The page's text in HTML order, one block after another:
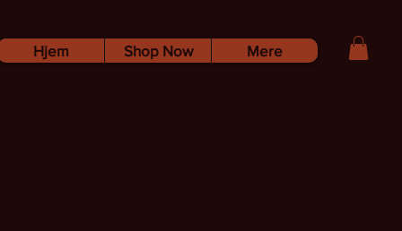
Hjem Shop Now Mere